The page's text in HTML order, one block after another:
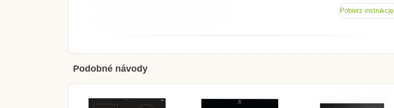
Pobierz instrukcję
Podobné návody